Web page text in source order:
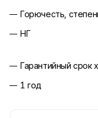
Горючесть,
НГ
Гарантийный срок
1 год